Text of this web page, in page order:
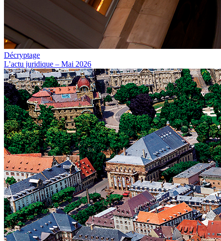
Décryptage
L’actu juridique – Mai 2026